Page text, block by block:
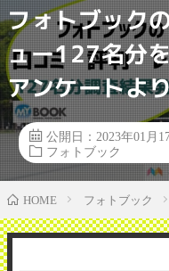
フォトブック
ュー127名分
アンケートよ
公開日：2023年01月
フォトブック
HOME フォトブック